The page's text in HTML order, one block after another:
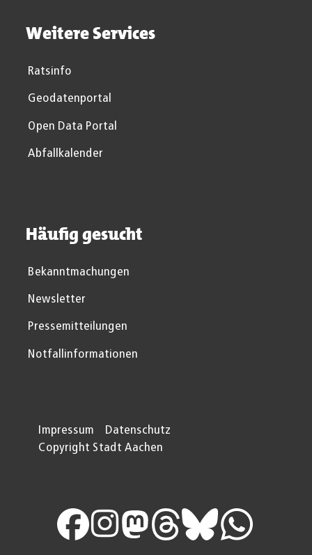
Weitere Services
Ratsinfo
Geodatenportal
Open Data Portal
Abfallkalender
Häufig gesucht
Bekanntmachungen
Newsletter
Pressemitteilungen
Notfallinformationen
Impressum
Datenschutz
Copyright Stadt Aachen